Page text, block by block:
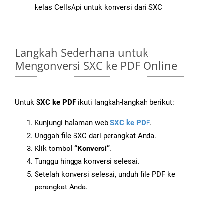
kelas CellsApi untuk konversi dari SXC
Langkah Sederhana untuk
Mengonversi SXC ke PDF Online
Untuk SXC ke PDF ikuti langkah-langkah berikut:
Kunjungi halaman web SXC ke PDF.
Unggah file SXC dari perangkat Anda.
Klik tombol “Konversi”.
Tunggu hingga konversi selesai.
Setelah konversi selesai, unduh file PDF ke
perangkat Anda.